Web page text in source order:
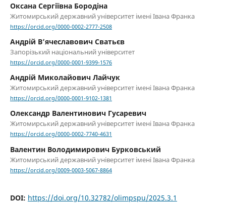
Оксана Сергіївна Бородіна
Житомирський державний університет імені Івана Франка
https://orcid.org/0000-0002-2777-2508
Андрій В’ячеславович Сватьєв
Запорізький національний університет
https://orcid.org/0000-0001-9399-1576
Андрій Миколайович Лайчук
Житомирський державний університет імені Івана Франка
https://orcid.org/0000-0001-9102-1381
Олександр Валентинович Гусаревич
Житомирський державний університет імені Івана Франка
https://orcid.org/0000-0002-7740-4631
Валентин Володимирович Бурковський
Житомирський державний університет імені Івана Франка
https://orcid.org/0009-0003-5067-8864
DOI: https://doi.org/10.32782/olimpspu/2025.3.1